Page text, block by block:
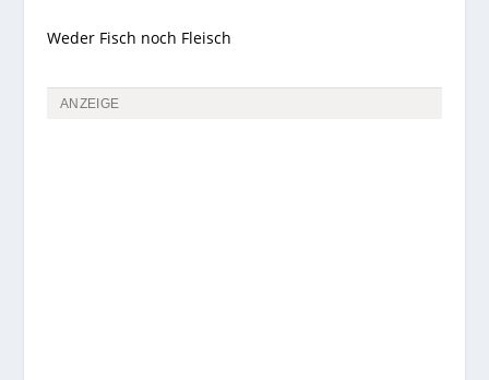
Weder Fisch noch Fleisch
ANZEIGE